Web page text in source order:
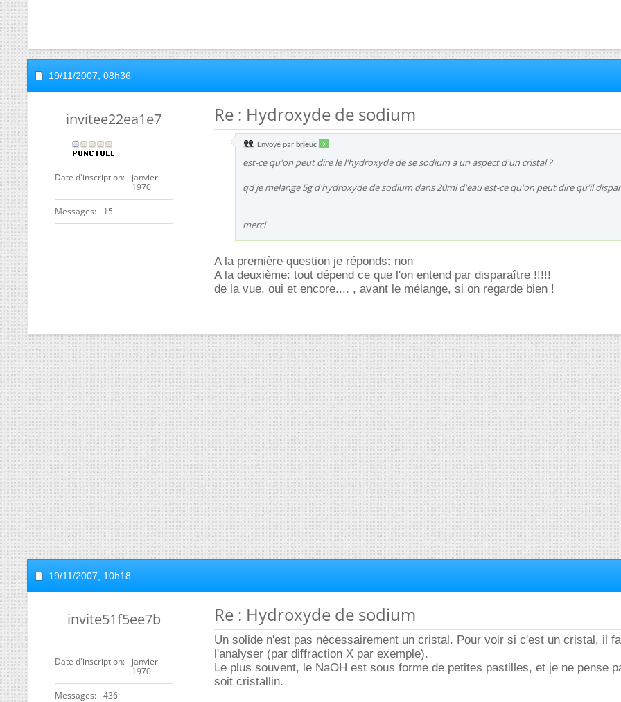
19/11/2007, 08h36
invitee22ea1e7
Date d'inscription
janvier
1970
Messages 15
Re : Hydroxyde de sodium
Envoyé par brieuc
est-ce qu'on peut dire le l'hydroxyde de se sodium a un aspect d'un cristal ?
qd je melange 5g d'hydroxyde de sodium dans 20ml d'eau est-ce qu'on peut dire qu'il
merci
A la première question je réponds: non
A la deuxième: tout dépend ce que l'on entend par disparaître !!!!!
de la vue, oui et encore.... , avant le mélange, si on regarde bien !
19/11/2007, 10h18
invite51f5ee7b
Date d'inscription
janvier
1970
Messages 436
Re : Hydroxyde de sodium
Un solide n'est pas nécessairement un cristal. Pour voir si c'est un cristal, il
l'analyser (par diffraction X par exemple).
Le plus souvent, le NaOH est sous forme de petites pastilles, et je ne pense
soit cristallin.